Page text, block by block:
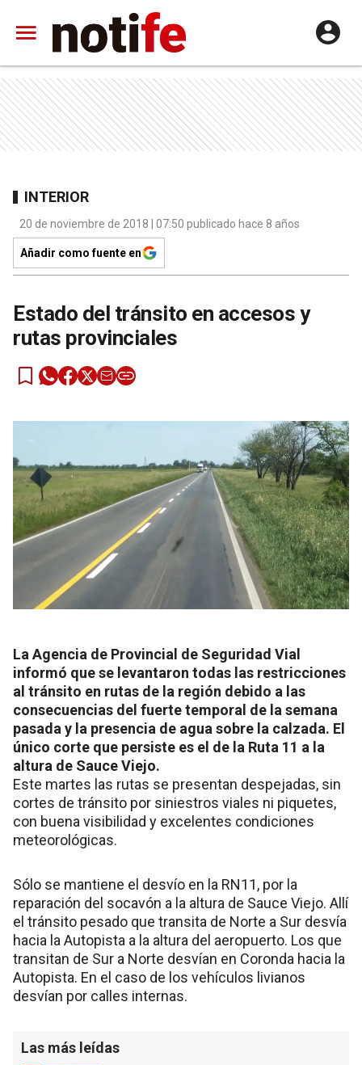
INTERIOR
20 de noviembre de 2018 | 07:50 publicado hace 8 años
Añadir como fuente en
Estado del tránsito en accesos y
rutas provinciales
La Agencia de Provincial de Seguridad Vial
informó que se levantaron todas las restricciones
al tránsito en rutas de la región debido a las
consecuencias del fuerte temporal de la semana
pasada y la presencia de agua sobre la calzada. El
único corte que persiste es el de la Ruta 11 a la
altura de Sauce Viejo.
Este martes las rutas se presentan despejadas, sin
cortes de tránsito por siniestros viales ni piquetes,
con buena visibilidad y excelentes condiciones
meteorológicas.
Sólo se mantiene el desvío en la RN11, por la
reparación del socavón a la altura de Sauce Viejo. Allí
el tránsito pesado que transita de Norte a Sur desvía
hacia la Autopista a la altura del aeropuerto. Los que
transitan de Sur a Norte desvían en Coronda hacia la
Autopista. En el caso de los vehículos livianos
desvían por calles internas.
Las más leídas